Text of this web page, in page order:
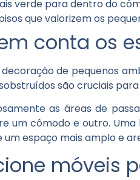
verde para dentro do
que valorizem os
em conta os
de pequenos
são cruciais
as áreas de
um cômodo e outro.
espaço mais amplo e
móveis